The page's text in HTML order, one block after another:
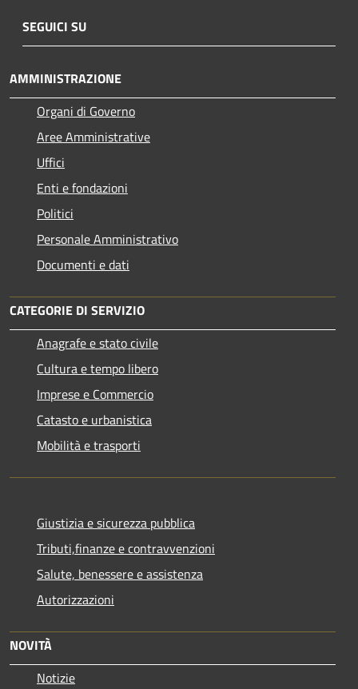
SEGUICI SU
AMMINISTRAZIONE
Organi di Governo
Aree Amministrative
Uffici
Enti e fondazioni
Politici
Personale Amministrativo
Documenti e dati
CATEGORIE DI SERVIZIO
Anagrafe e stato civile
Cultura e tempo libero
Imprese e Commercio
Catasto e urbanistica
Mobilità e trasporti
Giustizia e sicurezza pubblica
Tributi,finanze e contravvenzioni
Salute, benessere e assistenza
Autorizzazioni
NOVITÀ
Notizie